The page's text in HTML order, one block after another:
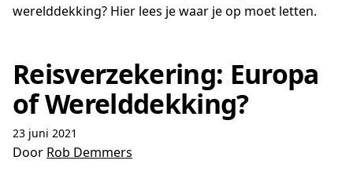
werelddekking? Hier lees je waar je op moet letten.
Reisverzekering: Europa
of Werelddekking?
23 juni 2021
Door Rob Demmers